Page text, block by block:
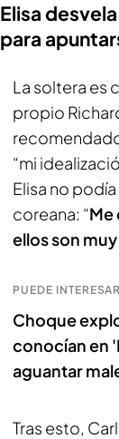
Elisa
para
La soltera es
propio
“mi
Elisa no
coreana: “Me
ellos son
PUEDE
Choque
conocían en
aguantar
Tras esto,